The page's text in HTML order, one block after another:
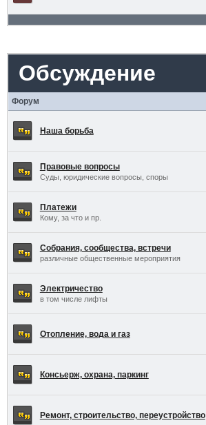
Обсуждение
Форум
Наша борьба
Правовые вопросы
Суды, юридические вопросы, споры
Платежи
Кому, за что и пр.
Собрания, сообщества, встречи
различные общественные мероприятия
Электричество
в том числе лифты
Отопление, вода и газ
Консьерж, охрана, паркинг
Ремонт, строительство, переустройство